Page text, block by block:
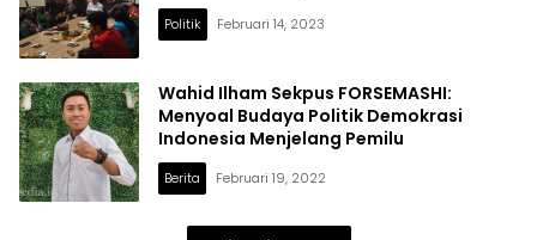
Politik Februari 14, 2023
Wahid Ilham Sekpus FORSEMASHI:
Menyoal Budaya Politik Demokrasi
Indonesia Menjelang Pemilu
Berita Februari 19, 2022